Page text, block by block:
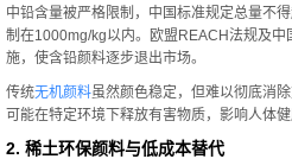
中铅含量被严格限制，中国标准规定总量不
制在1000mg/kg以内。欧盟REACH法规及
施，使含铅颜料逐步退出市场。
传统无机颜料虽然颜色稳定，但难以彻底消
可能在特定环境下释放有害物质，影响人体健
2. 稀土环保颜料与低成本替代